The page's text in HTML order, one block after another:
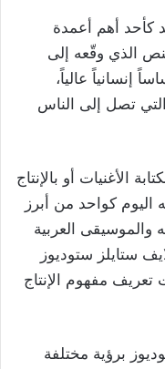
كأحد أهم أعمدة
الذي وقّعه إلى
إنسانياً عالياً،
تصل إلى الناس
الأغنيات أو بالإنتاج
اليوم كواحد من أبرز
والموسيقى العربية
ستايلز ستوديوز
مفهوم الإنتاج
برؤية مختلفة